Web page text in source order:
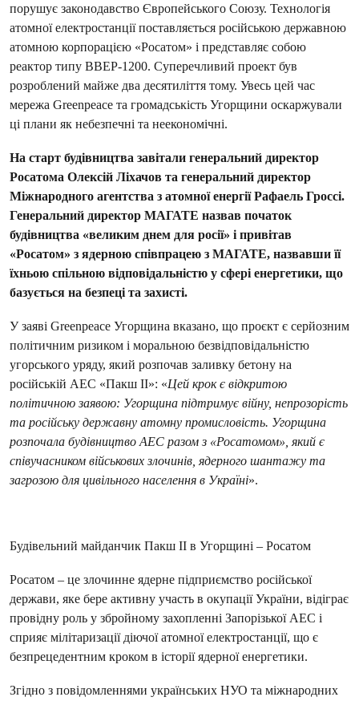
порушує законодавство Європейського Союзу. Технологія
атомної електростанції поставляється російською державною
атомною корпорацією «Росатом» і представляє собою
реактор типу ВВЕР-1200. Суперечливий проект був
розроблений майже два десятиліття тому. Увесь цей час
мережа Greenpeace та громадськість Угорщини оскаржували
ці плани як небезпечні та неекономічні.
На старт будівництва завітали генеральний директор
Росатома Олексій Ліхачов та генеральний директор
Міжнародного агентства з атомної енергії Рафаель Гроссі.
Генеральний директор МАГАТЕ назвав початок
будівництва «великим днем для росії» і привітав
«Росатом» з ядерною співпрацею з МАГАТЕ, назвавши її
їхньою спільною відповідальністю у сфері енергетики, що
базується на безпеці та захисті.
У заяві Greenpeace Угорщина вказано, що проєкт є серйозним
політичним ризиком і моральною безвідповідальністю
угорського уряду, який розпочав заливку бетону на
російській АЕС «Пакш II»: «Цей крок є відкритою
політичною заявою: Угорщина підтримує війну, непрозорість
та російську державну атомну промисловість. Угорщина
розпочала будівництво АЕС разом з «Росатомом», який є
співучасником військових злочинів, ядерного шантажу та
загрозою для цивільного населення в Україні».
Будівельний майданчик Пакш II в Угорщині – Росатом
Росатом – це злочинне ядерне підприємство російської
держави, яке бере активну участь в окупації України, відіграє
провідну роль у збройному захопленні Запорізької АЕС і
сприяє мілітаризації діючої атомної електростанції, що є
безпрецедентним кроком в історії ядерної енергетики.
Згідно з повідомленнями українських НУО та міжнародних